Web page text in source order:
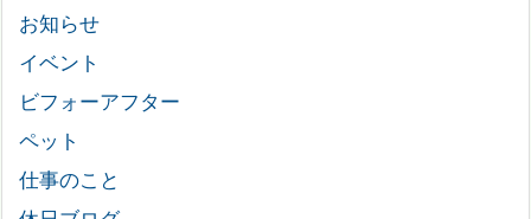
お知らせ
イベント
ビフォーアフター
ペット
仕事のこと